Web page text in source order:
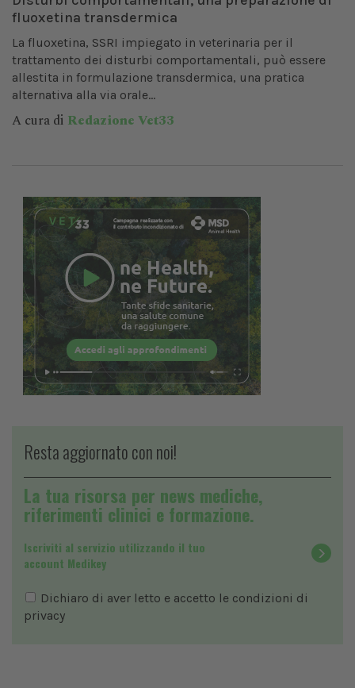
fluoxetina transdermica
La fluoxetina, SSRI impiegato in veterinaria per il
trattamento dei disturbi comportamentali, può essere
allestita in formulazione transdermica, una pratica
alternativa alla via orale...
A cura di Redazione Vet33
Resta aggiornato con noi!
La tua risorsa per news mediche,
riferimenti clinici e formazione.
Iscriviti al servizio utilizzando il tuo
account Medikey
Dichiaro di aver letto e accetto le condizioni di
privacy